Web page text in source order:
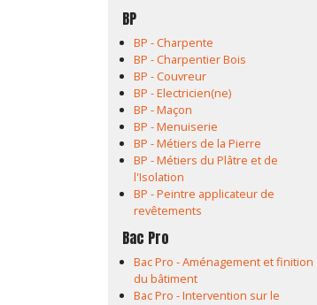
BP
BP - Charpente
BP - Charpentier Bois
BP - Couvreur
BP - Electricien(ne)
BP - Maçon
BP - Menuiserie
BP - Métiers de la Pierre
BP - Métiers du Plâtre et de
l'Isolation
BP - Peintre applicateur de
revêtements
Bac Pro
Bac Pro - Aménagement et finition
du bâtiment
Bac Pro - Intervention sur le